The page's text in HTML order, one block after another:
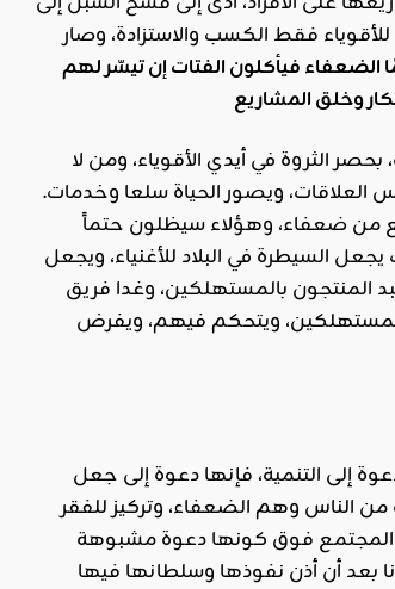
فقط الكسب والاستزادة، وصار
الضعفاء فيأكلون الفتات إن تيسّر لهم
الثروة في أيدي الأقوياء، ومن لا
العلاقات، ويصور الحياة سلعا وخدمات.
من ضعفاء، وهؤلاء سيظلون حتماً
السيطرة في البلاد للأغنياء، ويجعل
المنتجون بالمستهلكين، وغدا فريق
المستهلكين، ويتحكم فيهم، ويفرض
إلى التنمية، فإنها دعوة إلى جعل
من الناس وهم الضعفاء، وتركيز للفقر
المجتمع فوق كونها دعوة مشبوهة
بعد أن أذن نفوذها وسلطانها فيها